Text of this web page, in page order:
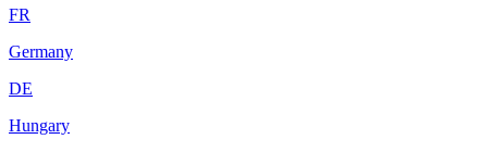
FR
Germany
DE
Hungary